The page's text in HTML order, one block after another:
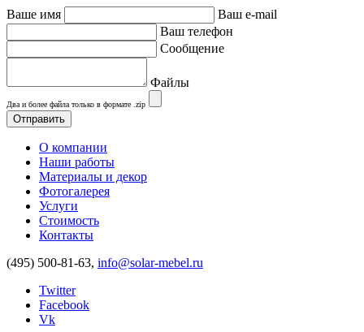
Ваше имя
Ваш e-mail
Ваш телефон
Сообщение
Файлы
Два и более файла только в формате .zip
О компании
Наши работы
Материалы и декор
Фотогалерея
Услуги
Стоимость
Контакты
(495) 500-81-63, info@solar-mebel.ru
Twitter
Facebook
Vk